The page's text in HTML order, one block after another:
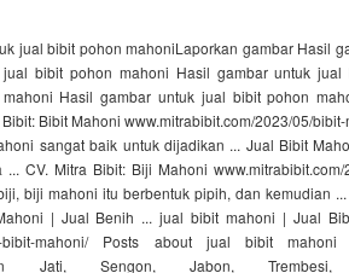
jual bibit pohon mahoniLaporkan gambar Hasil
bibit pohon mahoni Hasil gambar untuk jual
Hasil gambar untuk jual bibit pohon
Bibit Mahoni www.mitrabibit.com/2023/05/
sangat baik untuk dijadikan ... Jual Bibit
CV. Mitra Bibit: Biji Mahoni www.mitrabibit.com/
biji mahoni itu berbentuk pipih, dan kemudian
| Jual Benih ... jual bibit mahoni | Jual
bibit-mahoni/ Posts about jual bibit
Jati, Sengon, Jabon, Trembesi,